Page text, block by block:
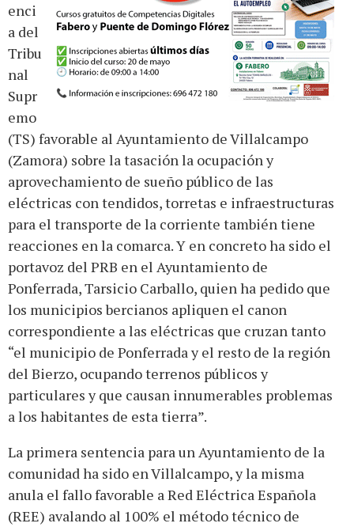
enci
a del
Tribu
nal
Supr
emo
(TS) favorable al Ayuntamiento de Villalcampo
(Zamora) sobre la tasación la ocupación y
aprovechamiento de sueño público de las
eléctricas con tendidos, torretas e infraestructuras
para el transporte de la corriente también tiene
reacciones en la comarca. Y en concreto ha sido el
portavoz del PRB en el Ayuntamiento de
Ponferrada, Tarsicio Carballo, quien ha pedido que
los municipios bercianos apliquen el canon
correspondiente a las eléctricas que cruzan tanto
“el municipio de Ponferrada y el resto de la región
del Bierzo, ocupando terrenos públicos y
particulares y que causan innumerables problemas
a los habitantes de esta tierra”.
La primera sentencia para un Ayuntamiento de la
comunidad ha sido en Villalcampo, y la misma
anula el fallo favorable a Red Eléctrica Española
(REE) avalando al 100% el método técnico de